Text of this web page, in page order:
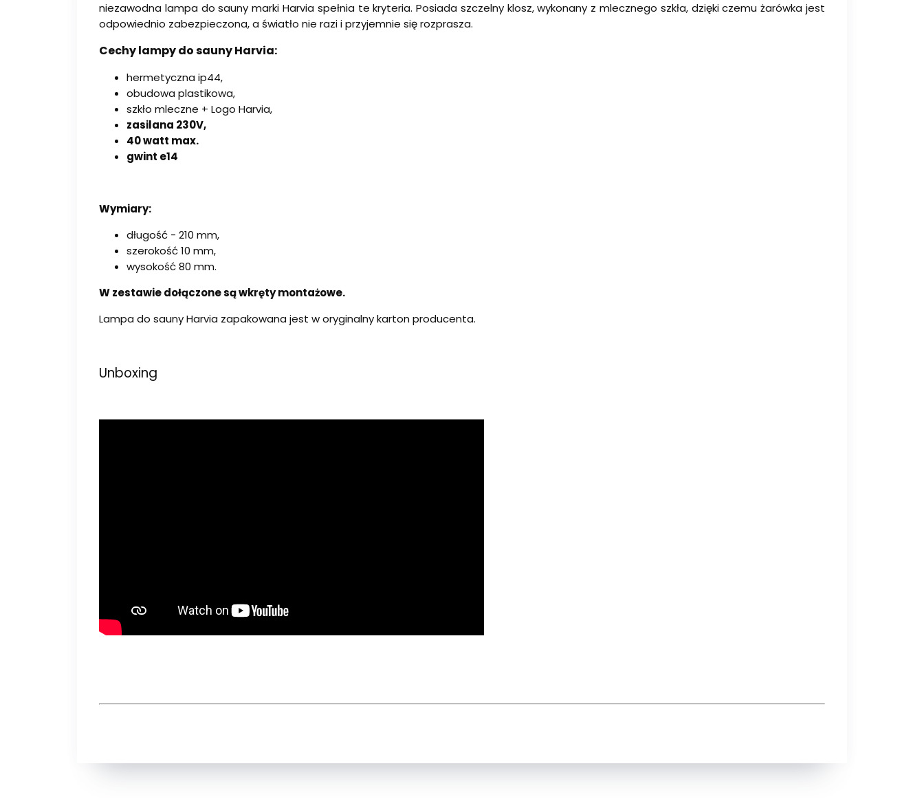
niezawodna lampa do sauny marki Harvia spełnia te kryteria. Posiada szczelny klosz, wykonany z mlecznego szkła, dzięki czemu żarówka jest
odpowiednio zabezpieczona, a światło nie razi i przyjemnie się rozprasza.
Cechy lampy do sauny Harvia:
hermetyczna ip44,
obudowa plastikowa,
szkło mleczne + Logo Harvia,
zasilana 230V,
40 watt max.
gwint e14
Wymiary:
długość - 210 mm,
szerokość 10 mm,
wysokość 80 mm.
W zestawie dołączone są wkręty montażowe.
Lampa do sauny Harvia zapakowana jest w oryginalny karton producenta.
Unboxing